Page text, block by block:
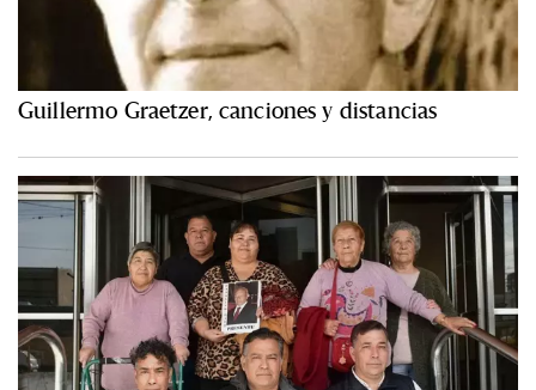
Guillermo Graetzer, canciones y distancias